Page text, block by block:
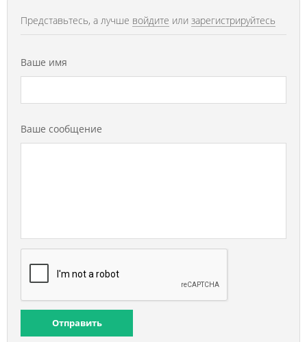
Представьтесь, а лучше войдите или зарегистрируйтесь
Ваше имя
Ваше сообщение
Отправить